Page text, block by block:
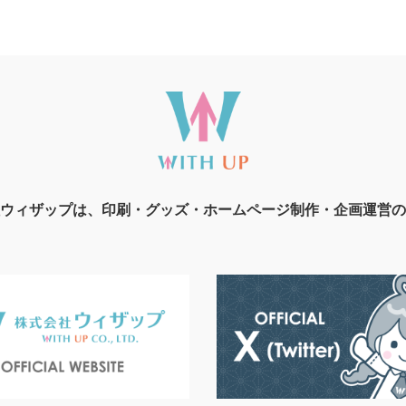
ィザップは、印刷・グッズ・ホームページ制作・企画運営